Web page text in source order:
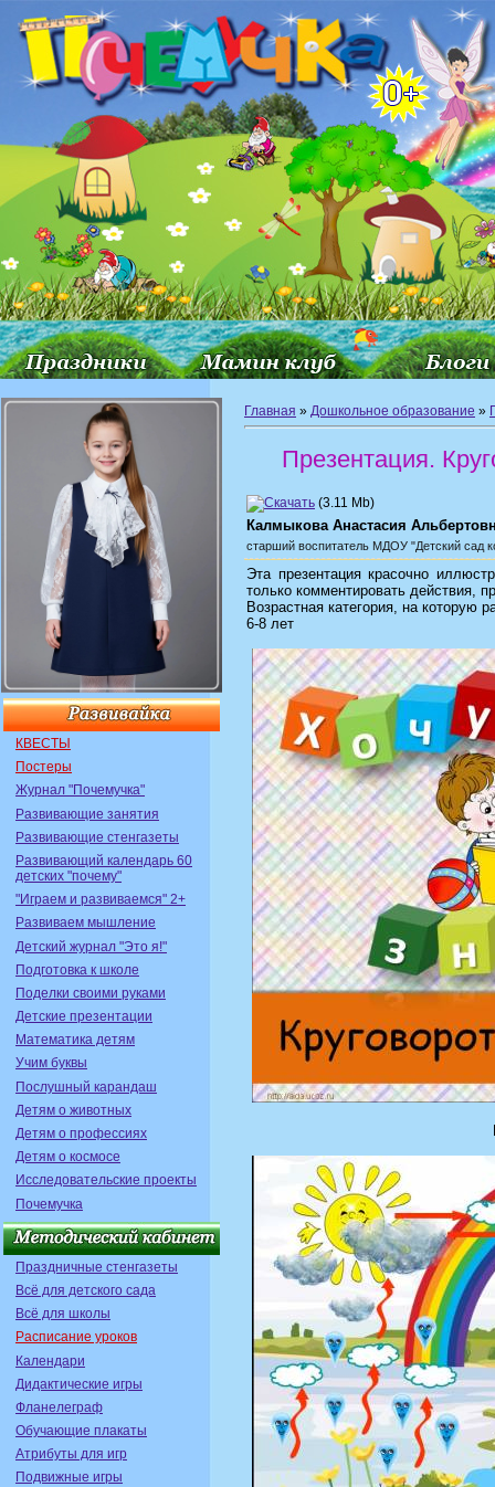
КВЕСТЫ
Постеры
Журнал "Почемучка"
Развивающие занятия
Развивающие стенгазеты
Развивающий календарь 60
детских "почему"
"Играем и развиваемся" 2+
Развиваем мышление
Детский журнал "Это я!"
Подготовка к школе
Поделки своими руками
Детские презентации
Математика детям
Учим буквы
Послушный карандаш
Детям о животных
Детям о профессиях
Детям о космосе
Исследовательские проекты
Почемучка
Праздничные стенгазеты
Всё для детского сада
Всё для школы
Расписание уроков
Календари
Дидактические игры
Фланелеграф
Обучающие плакаты
Атрибуты для игр
Подвижные игры
Главная » Дошкольное образование »
Презентация.
(3.11 Mb)
Калмыкова Анастасия
старший воспитатель МДОУ "Детский сад
Эта презентация красочно
только комментировать действия,
Возрастная категория, на которую
6-8 лет